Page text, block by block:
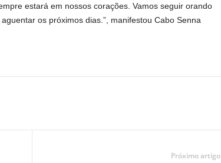
estará em nossos corações. Vamos seguir orando
os próximos dias.”, manifestou Cabo Senna
Próximo artigo